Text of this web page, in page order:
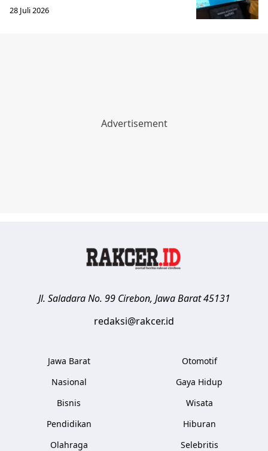
28 Juli 2026
Jl. Saladara No. 99 Cirebon, Jawa Barat 45131
redaksi@rakcer.id
Jawa Barat
Nasional
Bisnis
Pendidikan
Olahraga
Otomotif
Gaya Hidup
Wisata
Hiburan
Selebritis